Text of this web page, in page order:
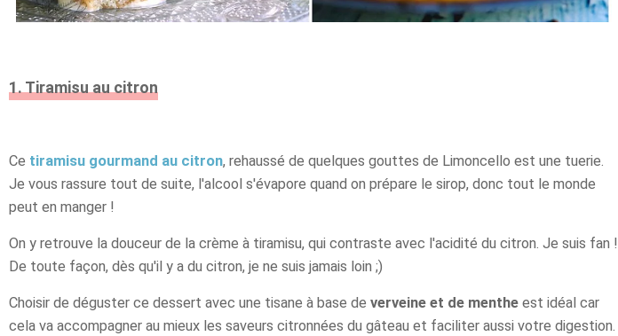
1. Tiramisu au citron
Ce tiramisu gourmand au citron, rehaussé de quelques gouttes de Limoncello est une tuerie.
Je vous rassure tout de suite, l'alcool s'évapore quand on prépare le sirop, donc tout le monde
peut en manger !
On y retrouve la douceur de la crème à tiramisu, qui contraste avec l'acidité du citron. Je suis fan !
De toute façon, dès qu'il y a du citron, je ne suis jamais loin ;)
Choisir de déguster ce dessert avec une tisane à base de verveine et de menthe est idéal car
cela va accompagner au mieux les saveurs citronnées du gâteau et faciliter aussi votre digestion.